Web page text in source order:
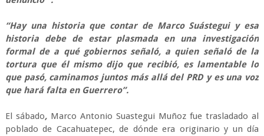
“Hay una historia que contar de Marco Suástegui y esa
historia debe de estar plasmada en una investigación
formal de a qué gobiernos señaló, a quien señaló de la
tortura que él mismo dijo que recibió, es lamentable lo
que pasó, caminamos juntos más allá del PRD y es una voz
que hará falta en Guerrero”.
El sábado, Marco Antonio Suastegui Muñoz fue trasladado al
poblado de Cacahuatepec, de dónde era originario y un día